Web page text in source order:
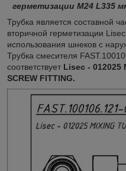
герметизации M24 L335
Трубка является составной
вторичной герметизации
использования шнеков с
Трубка смесителя
соответствует Lisec - 012025
SCREW FITTING.